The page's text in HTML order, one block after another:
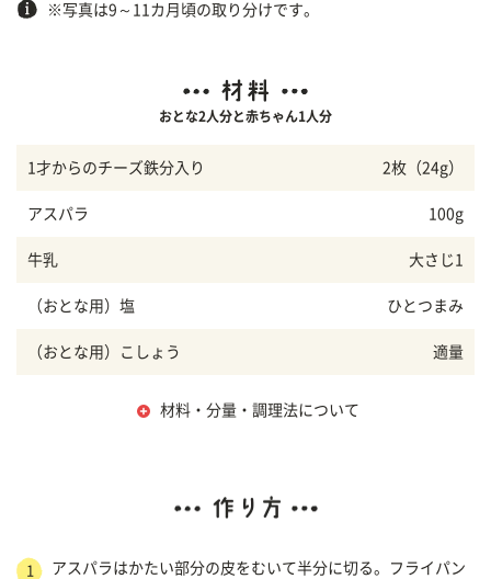
※写真は9～11カ月頃の取り分けです。
おとな2人分と赤ちゃん1人分
1才からのチーズ鉄分入り 2枚（24g）
アスパラ 100g
牛乳 大さじ1
（おとな用）塩 ひとつまみ
（おとな用）こしょう 適量
材料・分量・調理法について
1
アスパラはかたい部分の皮をむいて半分に切る。フライパン